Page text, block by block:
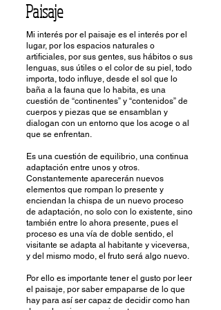
Paisaje
Mi interés por el paisaje es el interés por el
lugar, por los espacios naturales o
artificiales, por sus gentes, sus hábitos o sus
lenguas, sus útiles o el color de su piel, todo
importa, todo influye, desde el sol que lo
baña a la fauna que lo habita, es una
cuestión de “continentes” y “contenidos” de
cuerpos y piezas que se ensamblan y
dialogan con un entorno que los acoge o al
que se enfrentan.
Es una cuestión de equilibrio, una continua
adaptación entre unos y otros.
Constantemente aparecerán nuevos
elementos que rompan lo presente y
enciendan la chispa de un nuevo proceso
de adaptación, no solo con lo existente, sino
también entre lo ahora presente, pues el
proceso es una vía de doble sentido, el
visitante se adapta al habitante y viceversa,
y del mismo modo, el fruto será algo nuevo.
Por ello es importante tener el gusto por leer
el paisaje, por saber empaparse de lo que
hay para así ser capaz de decidir como han